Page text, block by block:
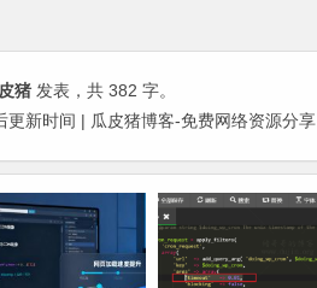
猪 发表，共 382 字。
新时间 | 瓜皮猪博客-免费网络资源分享